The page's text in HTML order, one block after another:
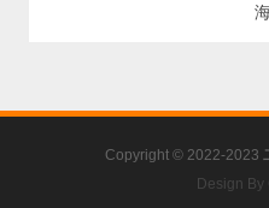
Copyright © 2022-2023
Design By